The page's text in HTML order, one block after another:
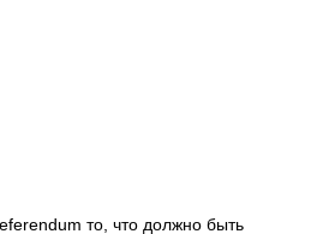
то, что должно быть